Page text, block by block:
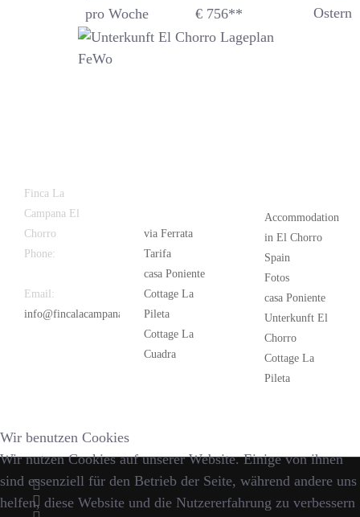
Ostern
pro Woche € 756**
Finca La
Campana El
Chorro
Phone:
Email:
info@fincalacampana.com
via Ferrata
Tarifa
casa Poniente
Cottage La
Pileta
Cottage La
Cuadra
Accommodation
in El Chorro
Spain
Fotos
casa Poniente
Unterkunft El
Chorro
Cottage La
Pileta
Wir benutzen Cookies
Wir nutzen Cookies auf unserer Website. Einige von ihnen
sind essenziell für den Betrieb der Seite, während andere uns
helfen, diese Website und die Nutzererfahrung zu verbessern